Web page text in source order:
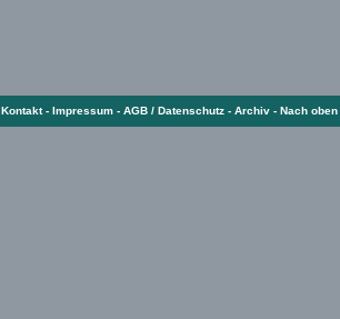
Kontakt- Impressum - AGB / Datenschutz - Archiv - Nach oben